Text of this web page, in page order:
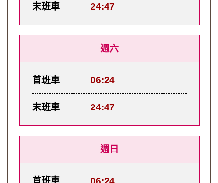
末班車 24:47
週六
首班車 06:24
末班車 24:47
週日
首班車 06:24